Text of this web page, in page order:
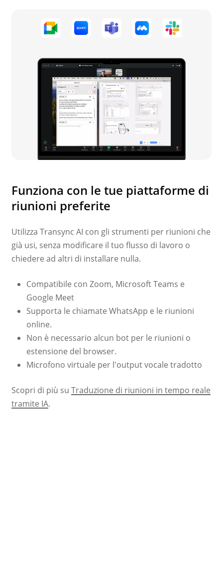
Funziona con le tue piattaforme di
riunioni preferite
Utilizza Transync AI con gli strumenti per riunioni che
già usi, senza modificare il tuo flusso di lavoro o
chiedere ad altri di installare nulla.
Compatibile con Zoom, Microsoft Teams e
Google Meet
Supporta le chiamate WhatsApp e le riunioni
online.
Non è necessario alcun bot per le riunioni o
estensione del browser.
Microfono virtuale per l'output vocale tradotto
Scopri di più su Traduzione di riunioni in tempo reale
tramite IA.